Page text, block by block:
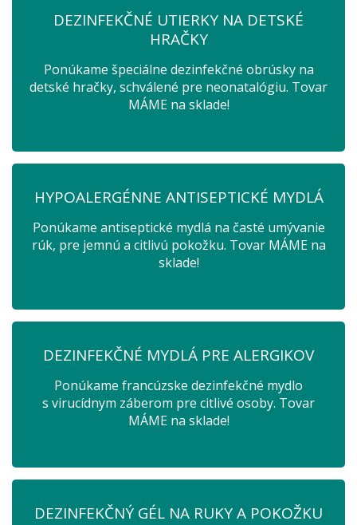
DEZINFEKČNÉ UTIERKY NA DETSKÉ
HRAČKY
Ponúkame špeciálne dezinfekčné obrúsky na
detské hračky, schválené pre neonatalógiu. Tovar
MÁME na sklade!
HYPOALERGÉNNE ANTISEPTICKÉ MYDLÁ
Ponúkame antiseptické mydlá na časté umývanie
rúk, pre jemnú a citlivú pokožku. Tovar MÁME na
sklade!
DEZINFEKČNÉ MYDLÁ PRE ALERGIKOV
Ponúkame francúzske dezinfekčné mydlo
s virucídnym záberom pre citlivé osoby. Tovar
MÁME na sklade!
DEZINFEKČNÝ GÉL NA RUKY A POKOŽKU